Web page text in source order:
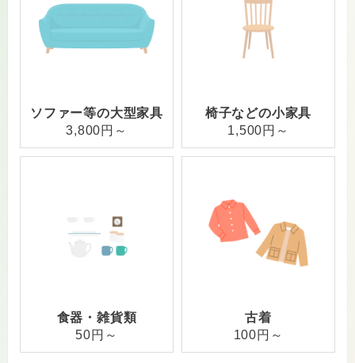
ソファー等の大型家具
3,800円～
椅子などの小家具
1,500円～
食器・雑貨類
50円～
古着
100円～